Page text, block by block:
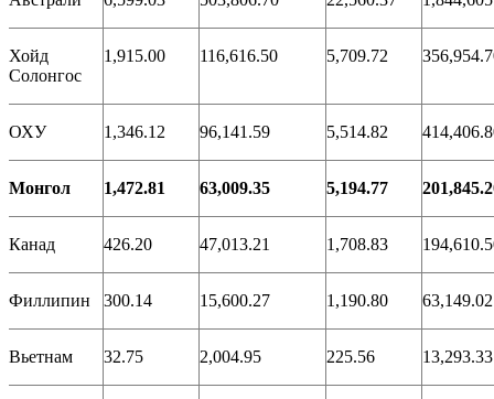
Хойд
Солонгос
1,915.00 116,616.50 5,709.72
ОХУ 1,346.12 96,141.59 5,514.82
Монгол 1,472.81 63,009.35 5,194.77
Канад 426.20 47,013.21 1,708.83
Филлипин 300.14 15,600.27 1,190.80 63,149.02
Вьетнам 32.75 2,004.95 225.56 13,293.33